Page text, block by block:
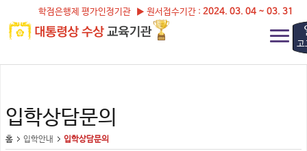
학점은행제 평가인정기관 ▶ 원서접수기간 : 2024. 03. 04 ~ 03. 31
고
입학상담문의
홈 입학안내 입학상담문의